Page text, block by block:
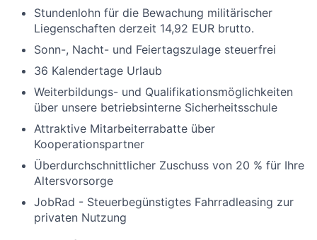
Stundenlohn für die Bewachung militärischer
Liegenschaften derzeit 14,92 EUR brutto.
Sonn-, Nacht- und Feiertagszulage steuerfrei
36 Kalendertage Urlaub
Weiterbildungs- und Qualifikationsmöglichkeiten
über unsere betriebsinterne Sicherheitsschule
Attraktive Mitarbeiterrabatte über
Kooperationspartner
Überdurchschnittlicher Zuschuss von 20 % für Ihre
Altersvorsorge
JobRad - Steuerbegünstigtes Fahrradleasing zur
privaten Nutzung